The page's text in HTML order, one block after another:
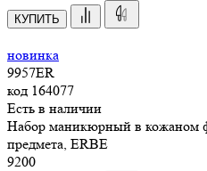
КУПИТЬ
новинка
9957ER
код 164077
Есть в наличии
Набор маникюрный в кожаном
предмета, ERBE
9200